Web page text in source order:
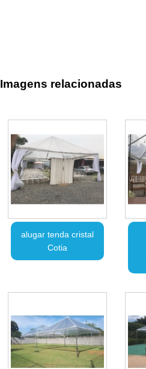
Imagens relacionadas
alugar tenda cristal
Cotia